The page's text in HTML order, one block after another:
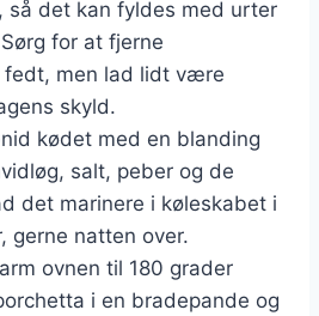
så det kan fyldes med urter
for at fjerne
fedt, men lad lidt være
skyld.
kødet med en blanding
salt, peber og de
det marinere i køleskabet i
gerne natten over.
ovnen til 180 grader
i en bradepande og